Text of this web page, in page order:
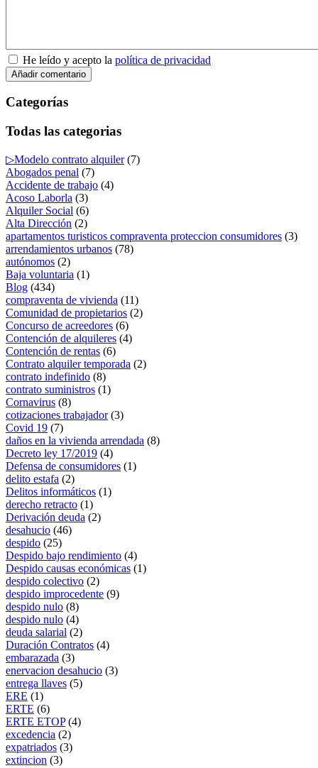
He leído y acepto la política de privacidad
Categorías
Todas las categorias
▷Modelo contrato alquiler(7)
Abogados penal (7)
Accidente de trabajo (4)
Acoso Laborla (3)
Alquiler Social (6)
Alta Dirección (2)
apartamentos turisticos compraventa proteccion consumidores (3)
arrendamientos urbanos (78)
autónomos (2)
Baja voluntaria (1)
Blog (434)
compraventa de vivienda (11)
Comunidad de propietarios (2)
Concurso de acreedores (6)
Contención de alquileres (4)
Contención de rentas (6)
Contrato alquiler temporada (2)
contrato indefinido (8)
contrato suministros (1)
Cornavirus (8)
cotizaciones trabajador(3)
Covid 19 (7)
daños en la vivienda arrendada (8)
Decreto ley 17/2019 (4)
Defensa de consumidores (1)
delito estafa (2)
Delitos informáticos (1)
derecho retracto (1)
Derivación deuda (2)
desahucio (46)
despido (25)
Despido bajo rendimiento (4)
Despido causas económicas (1)
despido colectivo (2)
despido improcedente (9)
despido nulo (8)
despido nulo (4)
deuda salarial (2)
Duración Contratos (4)
embarazada (3)
enervacion desahucio (3)
entrega llaves (5)
ERE (1)
ERTE (6)
ERTE ETOP(4)
excedencia (2)
expatriados (3)
extincion (3)